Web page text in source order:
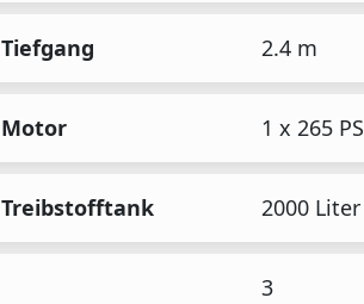
Tiefgang 2.4 m
Motor 1 x 265 PS
Treibstofftank 2000 Liter
3